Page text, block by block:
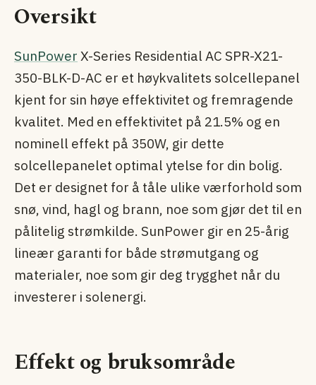
Oversikt
SunPower X-Series Residential AC SPR-X21-
350-BLK-D-AC er et høykvalitets solcellepanel
kjent for sin høye effektivitet og fremragende
kvalitet. Med en effektivitet på 21.5% og en
nominell effekt på 350W, gir dette
solcellepanelet optimal ytelse for din bolig.
Det er designet for å tåle ulike værforhold som
snø, vind, hagl og brann, noe som gjør det til en
pålitelig strømkilde. SunPower gir en 25-årig
lineær garanti for både strømutgang og
materialer, noe som gir deg trygghet når du
investerer i solenergi.
Effekt og bruksområde